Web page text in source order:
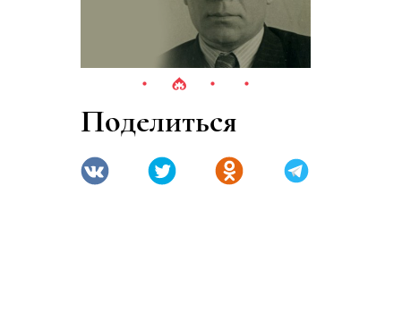
Поделиться